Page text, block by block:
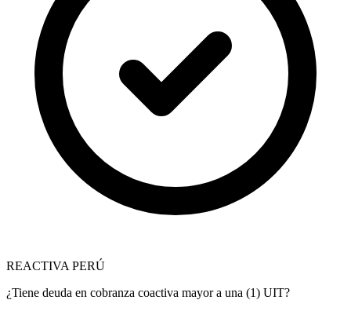
REACTIVA PERÚ
¿Tiene deuda en cobranza coactiva mayor a una (1) UIT?